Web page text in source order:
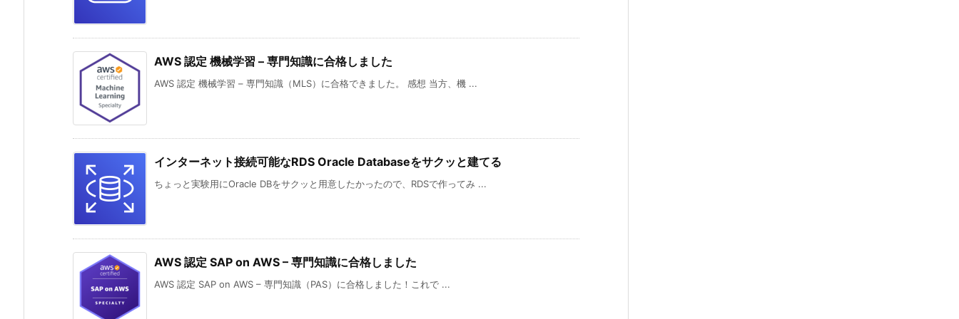
AWS 認定 機械学習 – 専門知識に合格しました
AWS 認定 機械学習 – 専門知識（MLS）に合格できました。 感想 当方、機 ...
インターネット接続可能なRDS Oracle Databaseをサクッと建てる
ちょっと実験用にOracle DBをサクッと用意したかったので、RDSで作ってみ ...
AWS 認定 SAP on AWS – 専門知識に合格しました
AWS 認定 SAP on AWS – 専門知識（PAS）に合格しました！これで ...